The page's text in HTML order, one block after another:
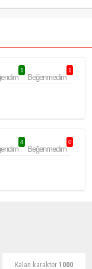
1
Beğenmedim
1
4
Beğenmedim
0
Kalan karakter 1000